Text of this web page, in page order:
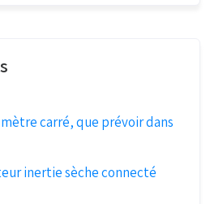
mètre carré, que prévoir dans
inertie sèche connecté